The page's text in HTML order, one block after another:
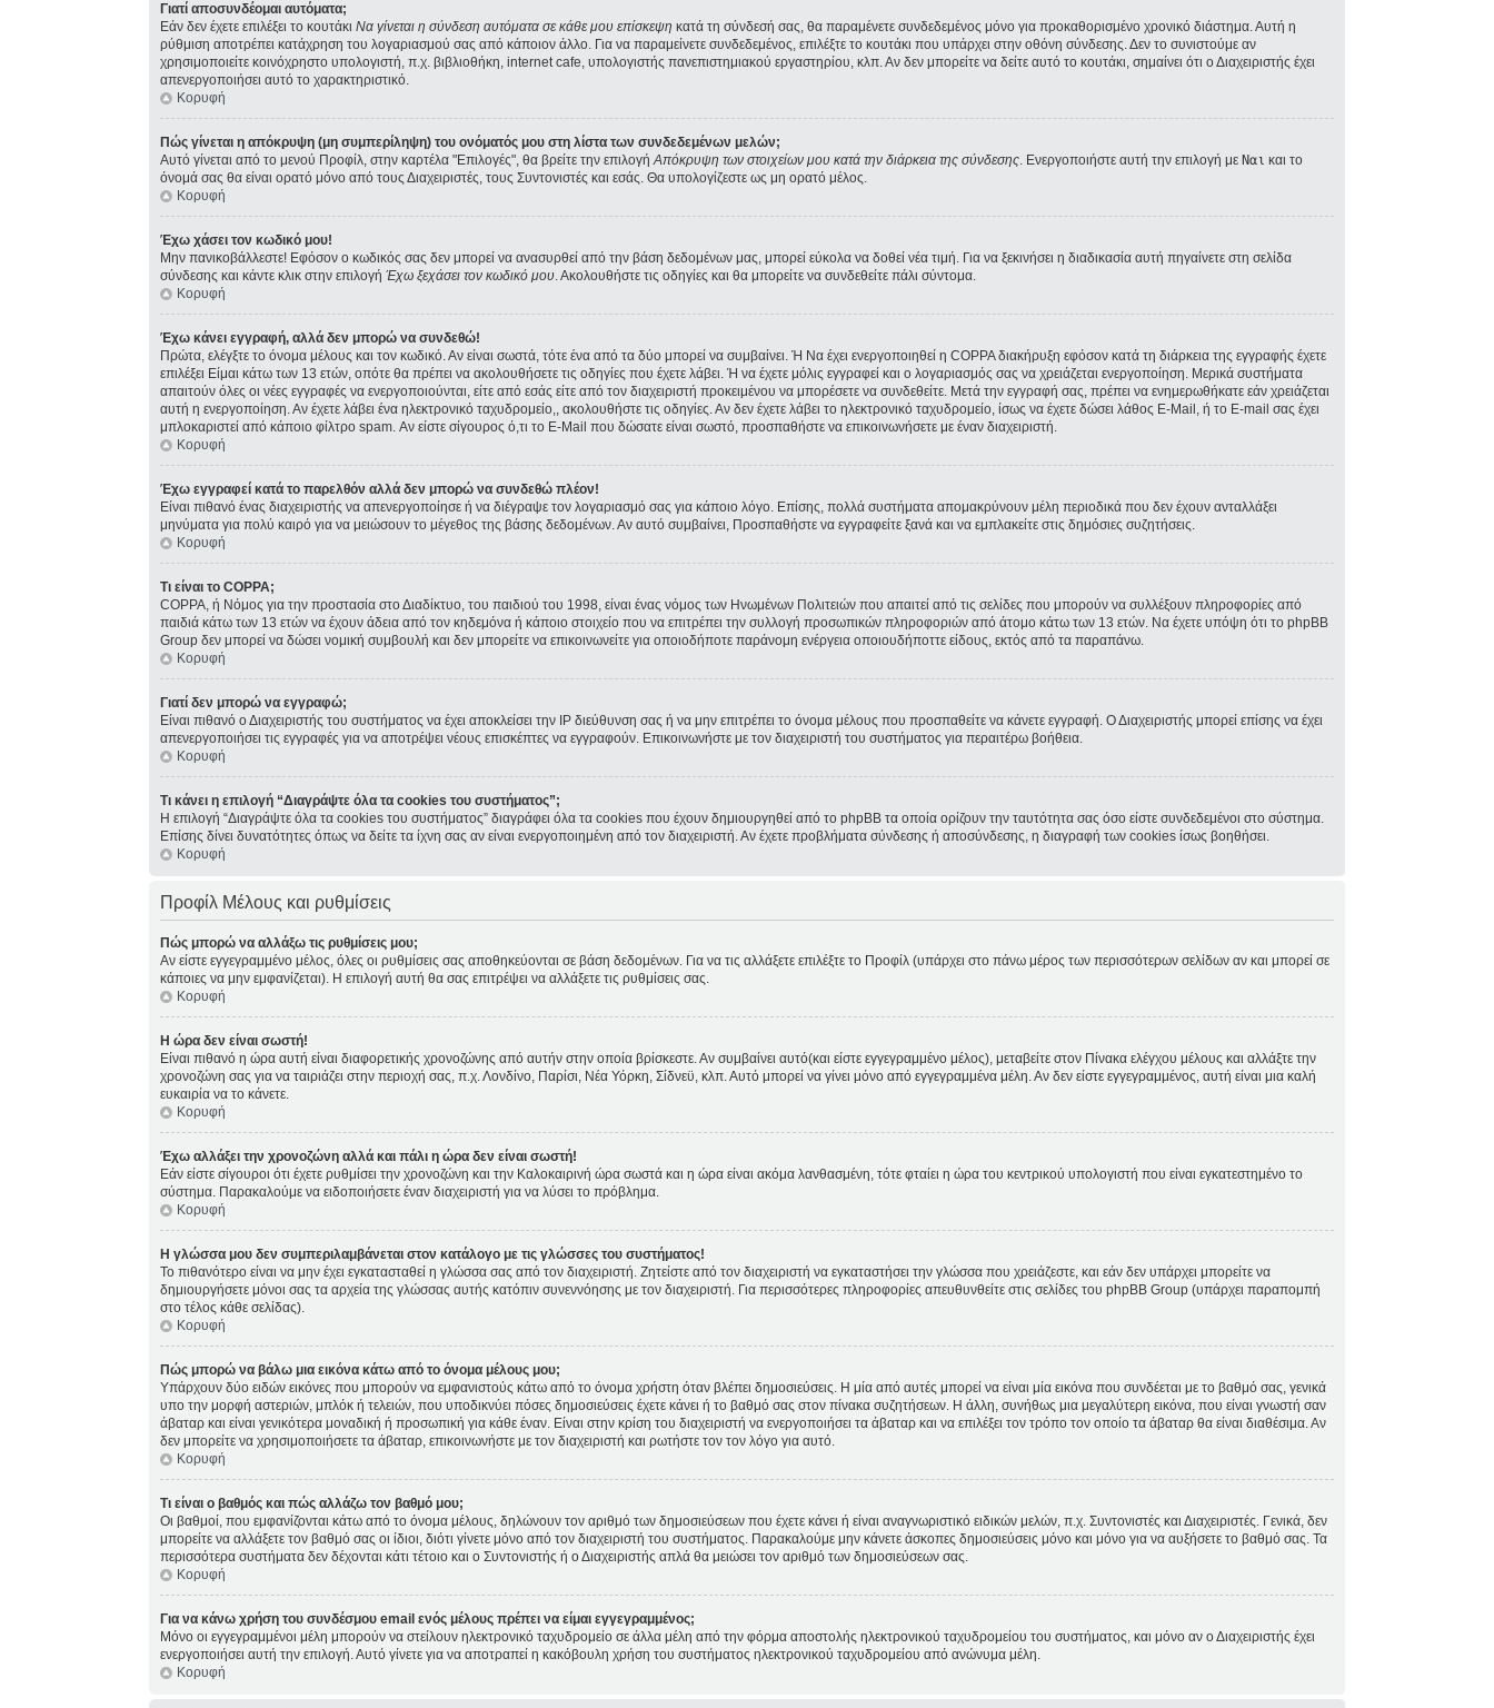
Γιατί αποσυνδέομαι αυτόματα;
Εάν δεν έχετε επιλέξει το κουτάκιΝα γίνεται η σύνδεση αυτόματα σε κάθε μου επίσκεψη κατά τη σύνδεσή σας, θα παραμένετε συνδεδεμένος μόνο για προκαθορισμένο χρονικό διάστημα. Αυτή η
ρύθμιση αποτρέπει κατάχρηση του λογαριασμού σας από κάποιον άλλο. Για να παραμείνετε συνδεδεμένος, επιλέξτε το κουτάκι που υπάρχει στην οθόνη σύνδεσης. Δεν το συνιστούμε αν
χρησιμοποιείτε κοινόχρηστο υπολογιστή, π.χ. βιβλιοθήκη, internet cafe, υπολογιστής πανεπιστημιακού εργαστηρίου, κλπ. Αν δεν μπορείτε να δείτε αυτό το κουτάκι, σημαίνει ότι ο Διαχειριστής έχει
απενεργοποιήσει αυτό το χαρακτηριστικό.
Κορυφή
Πώς γίνεται η απόκρυψη (μη συμπερίληψη) του ονόματός μου στη λίστα των συνδεδεμένων μελών;
Αυτό γίνεται από το μενού Προφίλ, στην καρτέλα "Επιλογές", θα βρείτε την επιλογήΑπόκρυψη των στοιχείων μου κατά την διάρκεια της σύνδεσης. Ενεργοποιήστε αυτή την επιλογή με Ναι και το
όνομά σας θα είναι ορατό μόνο από τους Διαχειριστές, τους Συντονιστές και εσάς. Θα υπολογίζεστε ως μη ορατό μέλος.
Κορυφή
Έχω χάσει τον κωδικό μου!
Μην πανικοβάλλεστε! Εφόσον ο κωδικός σας δεν μπορεί να ανασυρθεί από την βάση δεδομένων μας, μπορεί εύκολα να δοθεί νέα τιμή. Για να ξεκινήσει η διαδικασία αυτή πηγαίνετε στη σελίδα
σύνδεσης και κάντε κλικ στην επιλογήΈχω ξεχάσει τον κωδικό μου. Ακολουθήστε τις οδηγίες και θα μπορείτε να συνδεθείτε πάλι σύντομα.
Κορυφή
Έχω κάνει εγγραφή, αλλά δεν μπορώ να συνδεθώ!
Πρώτα, ελέγξτε το όνομα μέλους και τον κωδικό. Αν είναι σωστά, τότε ένα από τα δύο μπορεί να συμβαίνει. Ή Να έχει ενεργοποιηθεί η COPPA διακήρυξη εφόσον κατά τη διάρκεια της εγγραφής έχετε
επιλέξει Είμαι κάτω των 13 ετών, οπότε θα πρέπει να ακολουθήσετε τις οδηγίες που έχετε λάβει. Ή να έχετε μόλις εγγραφεί και ο λογαριασμός σας να χρειάζεται ενεργοποίηση. Μερικά συστήματα
απαιτούν όλες οι νέες εγγραφές να ενεργοποιούνται, είτε από εσάς είτε από τον διαχειριστή προκειμένου να μπορέσετε να συνδεθείτε. Μετά την εγγραφή σας, πρέπει να ενημερωθήκατε εάν χρειάζεται
αυτή η ενεργοποίηση. Αν έχετε λάβει ένα ηλεκτρονικό ταχυδρομείο,, ακολουθήστε τις οδηγίες. Αν δεν έχετε λάβει το ηλεκτρονικό ταχυδρομείο, ίσως να έχετε δώσει λάθος E-Mail, ή το E-mail σας έχει
μπλοκαριστεί από κάποιο φίλτρο spam. Αν είστε σίγουρος ό,τι το E-Mail που δώσατε είναι σωστό, προσπαθήστε να επικοινωνήσετε με έναν διαχειριστή.
Κορυφή
Έχω εγγραφεί κατά το παρελθόν αλλά δεν μπορώ να συνδεθώ πλέον!
Είναι πιθανό ένας διαχειριστής να απενεργοποίησε ή να διέγραψε τον λογαριασμό σας για κάποιο λόγο. Επίσης, πολλά συστήματα απομακρύνουν μέλη περιοδικά που δεν έχουν ανταλλάξει
μηνύματα για πολύ καιρό για να μειώσουν το μέγεθος της βάσης δεδομένων. Αν αυτό συμβαίνει, Προσπαθήστε να εγγραφείτε ξανά και να εμπλακείτε στις δημόσιες συζητήσεις.
Κορυφή
Τι είναι το COPPA;
COPPA, ή Νόμος για την προστασία στο Διαδίκτυο, του παιδιού του 1998, είναι ένας νόμος των Ηνωμένων Πολιτειών που απαιτεί από τις σελίδες που μπορούν να συλλέξουν πληροφορίες από
παιδιά κάτω των 13 ετών να έχουν άδεια από τον κηδεμόνα ή κάποιο στοιχείο που να επιτρέπει την συλλογή προσωπικών πληροφοριών από άτομο κάτω των 13 ετών. Να έχετε υπόψη ότι το phpBB
Group δεν μπορεί να δώσει νομική συμβουλή και δεν μπορείτε να επικοινωνείτε για οποιοδήποτε παράνομη ενέργεια οποιουδήποττε είδους, εκτός από τα παραπάνω.
Κορυφή
Γιατί δεν μπορώ να εγγραφώ;
Είναι πιθανό ο Διαχειριστής του συστήματος να έχει αποκλείσει την IP διεύθυνση σας ή να μην επιτρέπει το όνομα μέλους που προσπαθείτε να κάνετε εγγραφή. Ο Διαχειριστής μπορεί επίσης να έχει
απενεργοποιήσει τις εγγραφές για να αποτρέψει νέους επισκέπτες να εγγραφούν. Επικοινωνήστε με τον διαχειριστή του συστήματος για περαιτέρω βοήθεια.
Κορυφή
Τι κάνει η επιλογή “Διαγράψτε όλα τα cookies του συστήματος”;
Η επιλογή “Διαγράψτε όλα τα cookies του συστήματος” διαγράφει όλα τα cookies που έχουν δημιουργηθεί από το phpBB τα οποία ορίζουν την ταυτότητα σας όσο είστε συνδεδεμένοι στο σύστημα.
Επίσης δίνει δυνατότητες όπως να δείτε τα ίχνη σας αν είναι ενεργοποιημένη από τον διαχειριστή. Αν έχετε προβλήματα σύνδεσης ή αποσύνδεσης, η διαγραφή των cookies ίσως βοηθήσει.
Κορυφή
Προφίλ Μέλους και ρυθμίσεις
Πώς μπορώ να αλλάξω τις ρυθμίσεις μου;
Αν είστε εγγεγραμμένο μέλος, όλες οι ρυθμίσεις σας αποθηκεύονται σε βάση δεδομένων. Για να τις αλλάξετε επιλέξτε το Προφίλ (υπάρχει στο πάνω μέρος των περισσότερων σελίδων αν και μπορεί σε
κάποιες να μην εμφανίζεται). Η επιλογή αυτή θα σας επιτρέψει να αλλάξετε τις ρυθμίσεις σας.
Κορυφή
Η ώρα δεν είναι σωστή!
Είναι πιθανό η ώρα αυτή είναι διαφορετικής χρονοζώνης από αυτήν στην οποία βρίσκεστε. Αν συμβαίνει αυτό(και είστε εγγεγραμμένο μέλος), μεταβείτε στον Πίνακα ελέγχου μέλους και αλλάξτε την
χρονοζώνη σας για να ταιριάζει στην περιοχή σας, π.χ. Λονδίνο, Παρίσι, Νέα Υόρκη, Σίδνεϋ, κλπ. Αυτό μπορεί να γίνει μόνο από εγγεγραμμένα μέλη. Αν δεν είστε εγγεγραμμένος, αυτή είναι μια καλή
ευκαιρία να το κάνετε.
Κορυφή
Έχω αλλάξει την χρονοζώνη αλλά και πάλι η ώρα δεν είναι σωστή!
Εάν είστε σίγουροι ότι έχετε ρυθμίσει την χρονοζώνη και την Καλοκαιρινή ώρα σωστά και η ώρα είναι ακόμα λανθασμένη, τότε φταίει η ώρα του κεντρικού υπολογιστή που είναι εγκατεστημένο το
σύστημα. Παρακαλούμε να ειδοποιήσετε έναν διαχειριστή για να λύσει το πρόβλημα.
Κορυφή
Η γλώσσα μου δεν συμπεριλαμβάνεται στον κατάλογο με τις γλώσσες του συστήματος!
Το πιθανότερο είναι να μην έχει εγκατασταθεί η γλώσσα σας από τον διαχειριστή. Ζητείστε από τον διαχειριστή να εγκαταστήσει την γλώσσα που χρειάζεστε, και εάν δεν υπάρχει μπορείτε να
δημιουργήσετε μόνοι σας τα αρχεία της γλώσσας αυτής κατόπιν συνεννόησης με τον διαχειριστή. Για περισσότερες πληροφορίες απευθυνθείτε στις σελίδες του phpBB Group (υπάρχει παραπομπή
στο τέλος κάθε σελίδας).
Κορυφή
Πώς μπορώ να βάλω μια εικόνα κάτω από το όνομα μέλους μου;
Υπάρχουν δύο ειδών εικόνες που μπορούν να εμφανιστούς κάτω από το όνομα χρήστη όταν βλέπει δημοσιεύσεις. Η μία από αυτές μπορεί να είναι μία εικόνα που συνδέεται με το βαθμό σας, γενικά
υπο την μορφή αστεριών, μπλόκ ή τελειών, που υποδικνύει πόσες δημοσιεύσεις έχετε κάνει ή το βαθμό σας στον πίνακα συζητήσεων. Η άλλη, συνήθως μια μεγαλύτερη εικόνα, που είναι γνωστή σαν
άβαταρ και είναι γενικότερα μοναδική ή προσωπική για κάθε έναν. Είναι στην κρίση του διαχειριστή να ενεργοποιήσει τα άβαταρ και να επιλέξει τον τρόπο τον οποίο τα άβαταρ θα είναι διαθέσιμα. Αν
δεν μπορείτε να χρησιμοποιήσετε τα άβαταρ, επικοινωνήστε με τον διαχειριστή και ρωτήστε τον τον λόγο για αυτό.
Κορυφή
Τι είναι ο βαθμός και πώς αλλάζω τον βαθμό μου;
Οι βαθμοί, που εμφανίζονται κάτω από το όνομα μέλους, δηλώνουν τον αριθμό των δημοσιεύσεων που έχετε κάνει ή είναι αναγνωριστικό ειδικών μελών, π.χ. Συντονιστές και Διαχειριστές. Γενικά, δεν
μπορείτε να αλλάξετε τον βαθμό σας οι ίδιοι, διότι γίνετε μόνο από τον διαχειριστή του συστήματος. Παρακαλούμε μην κάνετε άσκοπες δημοσιεύσεις μόνο και μόνο για να αυξήσετε το βαθμό σας. Τα
περισσότερα συστήματα δεν δέχονται κάτι τέτοιο και ο Συντονιστής ή ο Διαχειριστής απλά θα μειώσει τον αριθμό των δημοσιεύσεων σας.
Κορυφή
Για να κάνω χρήση του συνδέσμου email ενός μέλους πρέπει να είμαι εγγεγραμμένος;
Μόνο οι εγγεγραμμένοι μέλη μπορούν να στείλουν ηλεκτρονικό ταχυδρομείο σε άλλα μέλη από την φόρμα αποστολής ηλεκτρονικού ταχυδρομείου του συστήματος, και μόνο αν ο Διαχειριστής έχει
ενεργοποιήσει αυτή την επιλογή. Αυτό γίνετε για να αποτραπεί η κακόβουλη χρήση του συστήματος ηλεκτρονικού ταχυδρομείου από ανώνυμα μέλη.
Κορυφή